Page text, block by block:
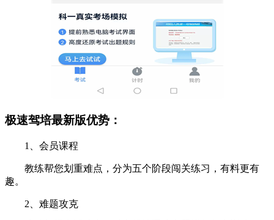
极速驾培最新版优势：
1、会员课程
教练帮您划重难点，分为五个阶段闯关练习，有料更有
趣。
2、难题攻克